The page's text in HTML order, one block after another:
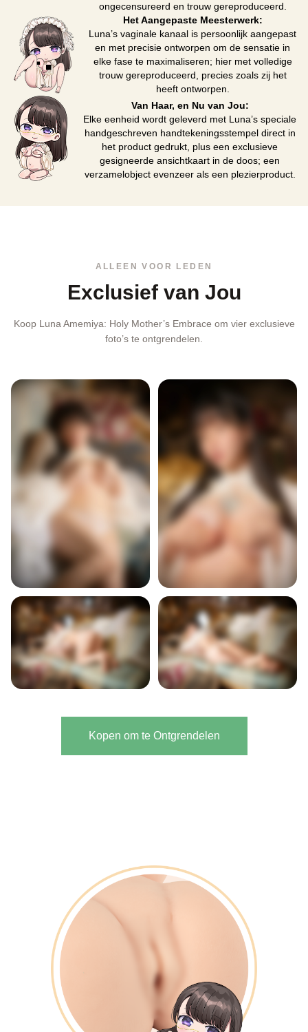
ongecensureerd en trouw gereproduceerd.
Het Aangepaste Meesterwerk:
Luna’s vaginale kanaal is persoonlijk aangepast
en met precisie ontworpen om de sensatie in
elke fase te maximaliseren; hier met volledige
trouw gereproduceerd, precies zoals zij het
heeft ontworpen.
Van Haar, en Nu van Jou:
Elke eenheid wordt geleverd met Luna’s speciale
handgeschreven handtekeningsstempel direct in
het product gedrukt, plus een exclusieve
gesigneerde ansichtkaart in de doos; een
verzamelobject evenzeer als een plezierproduct.
ALLEEN VOOR LEDEN
Exclusief van Jou
Koop Luna Amemiya: Holy Mother’s Embrace om vier exclusieve
foto’s te ontgrendelen.
VERGRENDELD
Kopen om te Ontgrendelen